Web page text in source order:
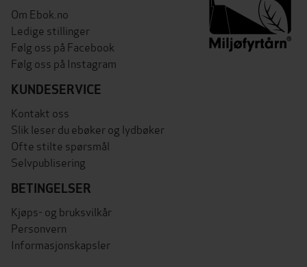
Om Ebok.no
Ledige stillinger
Følg oss på Facebook
Følg oss på Instagram
KUNDESERVICE
Kontakt oss
Slik leser du ebøker og lydbøker
Ofte stilte spørsmål
Selvpublisering
BETINGELSER
Kjøps- og bruksvilkår
Personvern
Informasjonskapsler